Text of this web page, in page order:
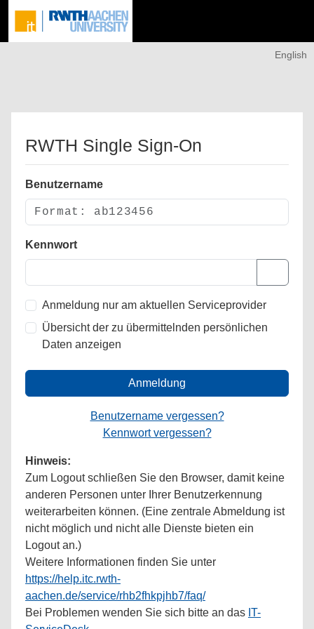
English
RWTH Single Sign-On
Benutzername
Kennwort
Anmeldung nur am aktuellen Serviceprovider
Übersicht der zu übermittelnden persönlichen
Daten anzeigen
Anmeldung
Benutzername vergessen?
Kennwort vergessen?
Hinweis:
Zum Logout schließen Sie den Browser, damit keine
anderen Personen unter Ihrer Benutzerkennung
weiterarbeiten können. (Eine zentrale Abmeldung ist
nicht möglich und nicht alle Dienste bieten ein
Logout an.)
Weitere Informationen finden Sie unter
https://help.itc.rwth-
aachen.de/service/rhb2fhkpjhb7/faq/
Bei Problemen wenden Sie sich bitte an das IT-